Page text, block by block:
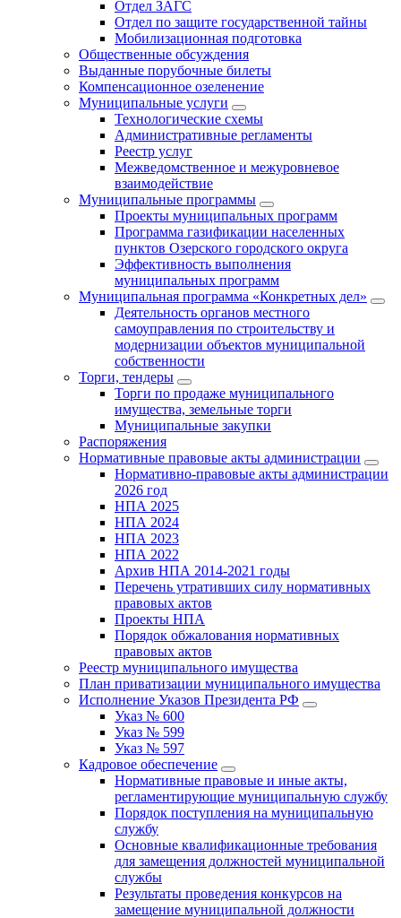
Отдел ЗАГС
Отдел по защите государственной тайны
Мобилизационная подготовка
Общественные обсуждения
Выданные порубочные билеты
Компенсационное озеленение
Муниципальные услуги
Технологические схемы
Административные регламенты
Реестр услуг
Межведомственное и межуровневое
взаимодействие
Муниципальные программы
Проекты муниципальных программ
Программа газификации населенных
пунктов Озерского городского округа
Эффективность выполнения
муниципальных программ
Муниципальная программа «Конкретных дел»
Деятельность органов местного
самоуправления по строительству и
модернизации объектов муниципальной
собственности
Торги, тендеры
Торги по продаже муниципального
имущества, земельные торги
Муниципальные закупки
Распоряжения
Нормативные правовые акты администрации
Нормативно-правовые акты администрации
2026 год
НПА 2025
НПА 2024
НПА 2023
НПА 2022
Архив НПА 2014-2021 годы
Перечень утративших силу нормативных
правовых актов
Проекты НПА
Порядок обжалования нормативных
правовых актов
Реестр муниципального имущества
План приватизации муниципального имущества
Исполнение Указов Президента РФ
Указ № 600
Указ № 599
Указ № 597
Кадровое обеспечение
Нормативные правовые и иные акты,
регламентирующие муниципальную службу
Порядок поступления на муниципальную
службу
Основные квалификационные требования
для замещения должностей муниципальной
службы
Результаты проведения конкурсов на
замещение муниципальной должности